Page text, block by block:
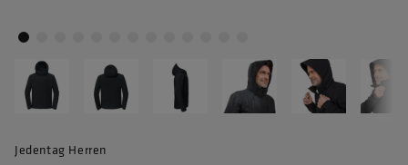
Jedentag Herren